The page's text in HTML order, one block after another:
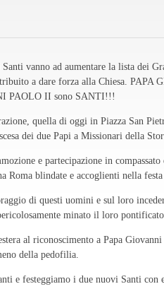
vanno ad aumentare la lista dei
a dare forza alla Chiesa. PAPA
PAOLO II sono SANTI!!!
quella di oggi in Piazza San
dei due Papi a Missionari della
e partecipazione in
Roma blindate e accoglienti nella
di questi uomini e sul loro
minato il loro
al riconoscimento a Papa
della pedofilia.
e festeggiamo i due nuovi Santi con